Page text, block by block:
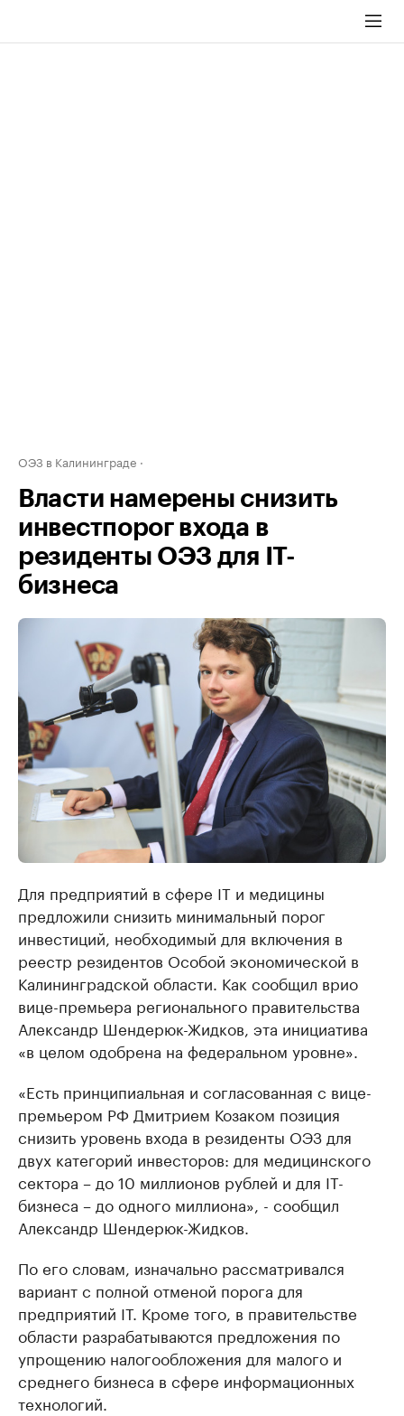
ОЭЗ в Калининграде
Власти намерены снизить
инвестпорог входа в
резиденты ОЭЗ для IT-
бизнеса
Для предприятий в сфере IT и медицины
предложили снизить минимальный порог
инвестиций, необходимый для включения в
реестр резидентов Особой экономической в
Калининградской области. Как сообщил врио
вице-премьера регионального правительства
Александр Шендерюк-Жидков, эта инициатива
«в целом одобрена на федеральном уровне».
«Есть принципиальная и согласованная с вице-
премьером РФ Дмитрием Козаком позиция
снизить уровень входа в резиденты ОЭЗ для
двух категорий инвесторов: для медицинского
сектора – до 10 миллионов рублей и для IT-
бизнеса – до одного миллиона», - сообщил
Александр Шендерюк-Жидков.
По его словам, изначально рассматривался
вариант с полной отменой порога для
предприятий IT. Кроме того, в правительстве
области разрабатываются предложения по
упрощению налогообложения для малого и
среднего бизнеса в сфере информационных
технологий.